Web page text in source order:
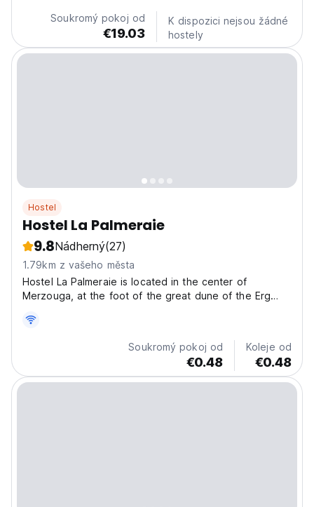
Soukromý pokoj od
€19.03
K dispozici nejsou žádné
hostely
Hostel
Hostel La Palmeraie
9.8Nádherný(27)
1.79km z vašeho města
Hostel La Palmeraie is located in the center of
Merzouga, at the foot of the great dune of the Erg
consists of dormitories for 4 people, family rooms and
double rooms with private showers and toilets. There...
Soukromý pokoj od
€0.48
Koleje od
€0.48